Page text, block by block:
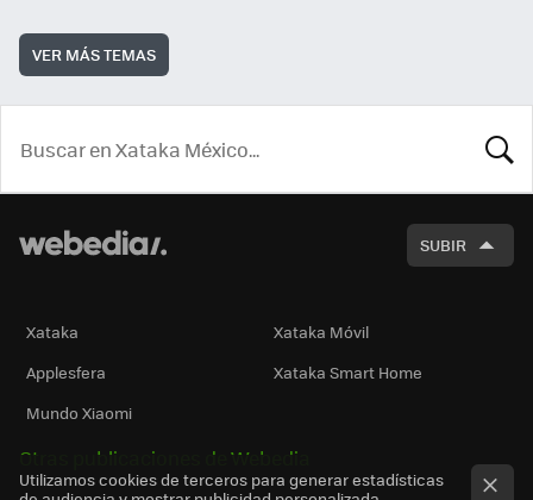
VER MÁS TEMAS
SUBIR
Xataka
Xataka Móvil
Applesfera
Xataka Smart Home
Mundo Xiaomi
Otras publicaciones de Webedia
Utilizamos cookies de terceros para generar estadísticas